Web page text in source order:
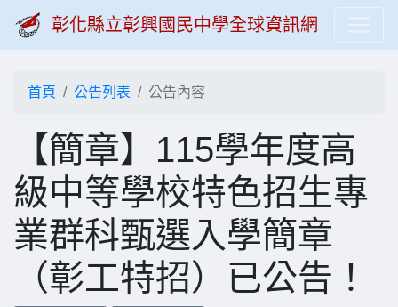
彰化縣立彰興國民中學全球資訊網
首頁 公告列表 公告內容
【簡章】115學年度高
級中等學校特色招生專
業群科甄選入學簡章
（彰工特招）已公告！